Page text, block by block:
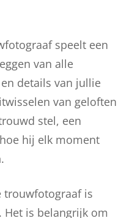
speelt een
van alle
details van jullie
van geloften
stel, een
hij elk moment
trouwfotograaf is
Het is belangrijk om